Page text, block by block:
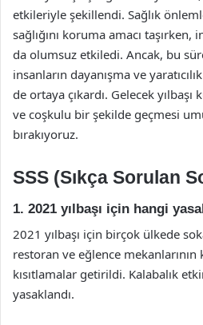
etkileriyle şekillendi. Sağlık
sağlığını koruma amacı taşırken,
da olumsuz etkiledi. Ancak, bu
insanların dayanışma ve
de ortaya çıkardı. Gelecek
ve coşkulu bir şekilde geçmesi
bırakıyoruz.
SSS (Sıkça Sorulan
1. 2021 yılbaşı için hangi
2021 yılbaşı için birçok ülkede
restoran ve eğlence mekanlarının
kısıtlamalar getirildi. Kalabalık
yasaklandı.